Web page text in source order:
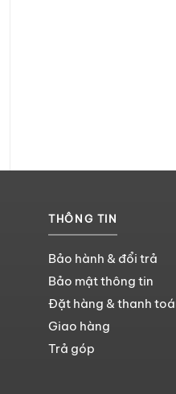
THÔNG TIN
Bảo hành & đổi trả
Bảo mật thông tin
Đặt hàng & thanh
Giao hàng
Trả góp